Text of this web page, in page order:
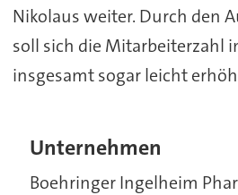
Nikolaus weiter. Durch den
soll sich die Mitarbeiterzahl
insgesamt sogar leicht
Unternehmen
Boehringer Ingelheim